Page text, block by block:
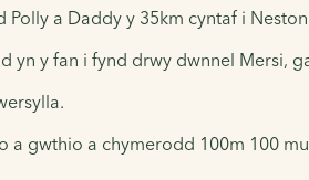
a Daddy y 35km cyntaf i
yn y fan i fynd drwy dwnnel Mersi,
gwthio a chymerodd 100m 100